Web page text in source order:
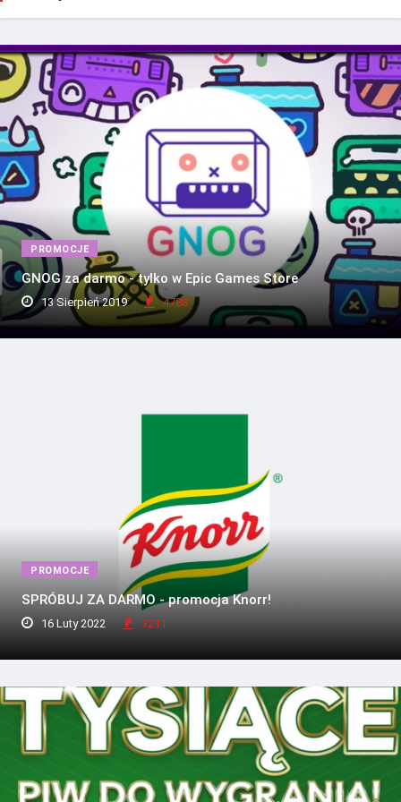
PROMOCJE
GNOG za darmo - tylko w Epic Games Store
13 Sierpień 2019 4788
PROMOCJE
SPRÓBUJ ZA DARMO - promocja Knorr!
16 Luty 2022 3211